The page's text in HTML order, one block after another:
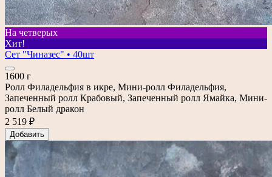
На четверых
Хит!
Сет "Чиназес" • 40шт
1600 г
Ролл Филадельфия в икре, Мини-ролл Филадельфия,
Запеченный ролл Крабовый, Запеченный ролл Ямайка, Мини-
ролл Белый дракон
2 519 ₽
Добавить